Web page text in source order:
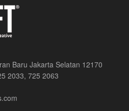
Baru Jakarta Selatan 12170
2033, 725 2063